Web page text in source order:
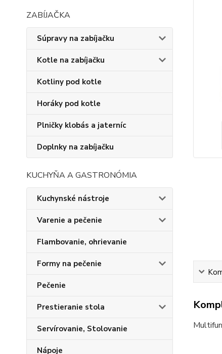
ZABÍJAČKA
Súpravy na zabíjačku
Kotle na zabíjačku
Kotliny pod kotle
Horáky pod kotle
Plničky klobás a jaterníc
Doplnky na zabíjačku
KUCHYŇA A GASTRONÓMIA
Kuchynské nástroje
Varenie a pečenie
Flambovanie, ohrievanie
Formy na pečenie
Pečenie
Prestieranie stola
Servírovanie, Stolovanie
Nápoje